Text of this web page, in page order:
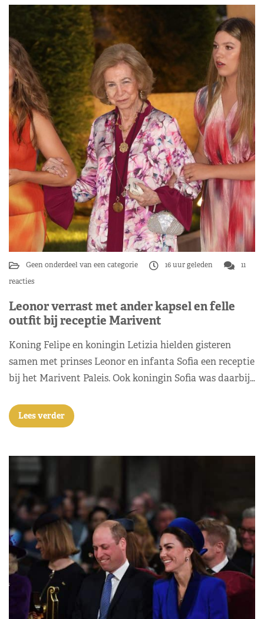
Geen onderdeel van een categorie 16 uur geleden
11
reacties
Leonor verrast met ander kapsel en felle
outfit bij receptie Marivent
Koning Felipe en koningin Letizia hielden gisteren
samen met prinses Leonor en infanta Sofia een receptie
bij het Marivent Paleis. Ook koningin Sofia was daarbij…
Lees verder